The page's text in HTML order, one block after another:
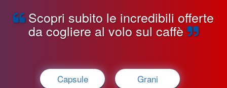
Scopri subito le incredibili offerte
da cogliere al volo sul caffè
Capsule Grani